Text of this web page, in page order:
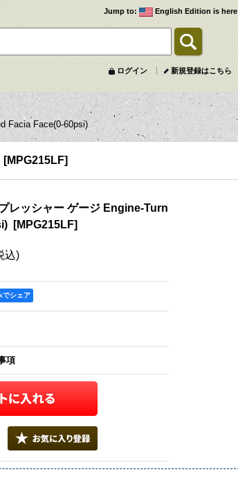
Jump to: English Edition is here
ログイン 新規登録はこちら
Facia Face(0-60psi)
[MPG215LF]
レッシャー ゲージ Engine-Turn
[MPG215LF]
込)
シェア
項